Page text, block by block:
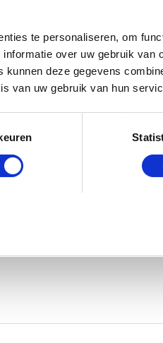
te personaliseren, om
over uw gebruik van
deze gegevens
van uw gebruik van hun
DEELT